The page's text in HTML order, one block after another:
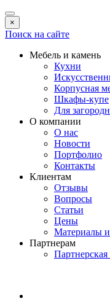
×
Поиск на сайте
Мебель и камень
Кухни
Корпусная
Шкафы-купе
Для
О компании
О нас
Новости
Портфолио
Контакты
Клиентам
Отзывы
Вопросы
Статьи
Цены
Материалы
Партнерам